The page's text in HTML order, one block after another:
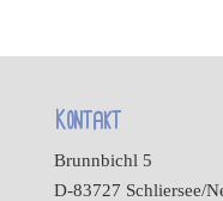
Kontakt
Brunnbichl 5
D-83727 Schliersee/